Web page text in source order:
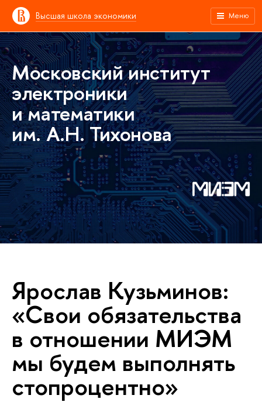
Высшая школа экономики Меню
Московский институт
электроники
и математики
им. А.Н. Тихонова
Ярослав Кузьминов:
«Свои обязательства
в отношении МИЭМ
мы будем выполнять
стопроцентно»